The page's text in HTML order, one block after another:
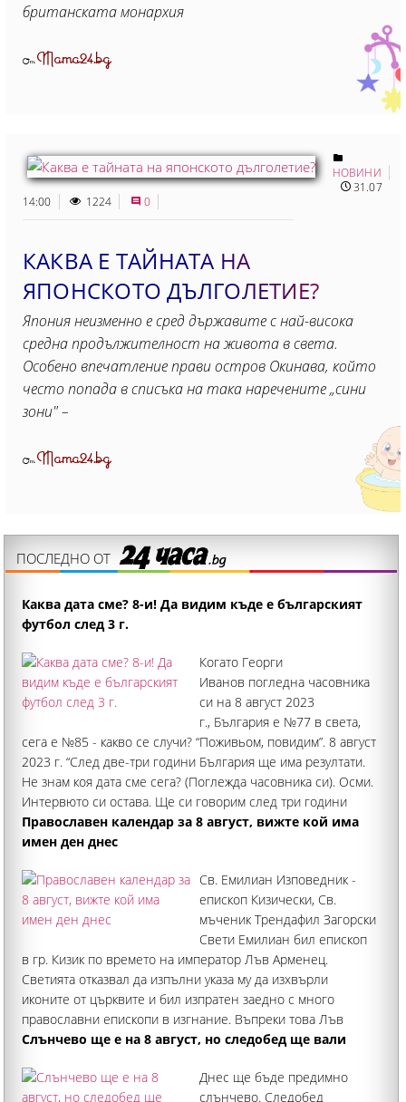
британската монархия
ОтMama24.bg
НОВИНИ
31.07
14:00
1224 0
КАКВА Е ТАЙНАТА НА
ЯПОНСКОТО ДЪЛГОЛЕТИЕ?
Япония неизменно е сред държавите с най-висока
средна продължителност на живота в света.
Особено впечатление прави остров Окинава, който
често попада в списъка на така наречените „сини
зони" –
ОтMama24.bg
ПОСЛЕДНО ОТ
Каква дата сме? 8-и! Да видим къде е българският
футбол след 3 г.
Когато Георги
Иванов погледна часовника
си на 8 август 2023
г., България е №77 в света,
сега е №85 - какво се случи? “Поживьом, повидим”. 8 август
2023 г. “След две-три години България ще има резултати.
Не знам коя дата сме сега? (Поглежда часовника си). Осми.
Интервюто си остава. Ще си говорим след три години
България къде ще бъде
Православен календар за 8 август, вижте кой има
имен ден днес
Св. Емилиан Изповедник -
епископ Кизически, Св.
мъченик Трендафил Загорски
Свети Емилиан бил епископ
в гр. Кизик по времето на император Лъв Арменец.
Светията отказвал да изпълни указа му да изхвърли
иконите от църквите и бил изпратен заедно с много
православни епископи в изгнание. Въпреки това Лъв
Арменец настоявал той публично да порицае
Слънчево ще е на 8 август, но следобед ще вали
Днес ще бъде предимно
слънчево. Следобед